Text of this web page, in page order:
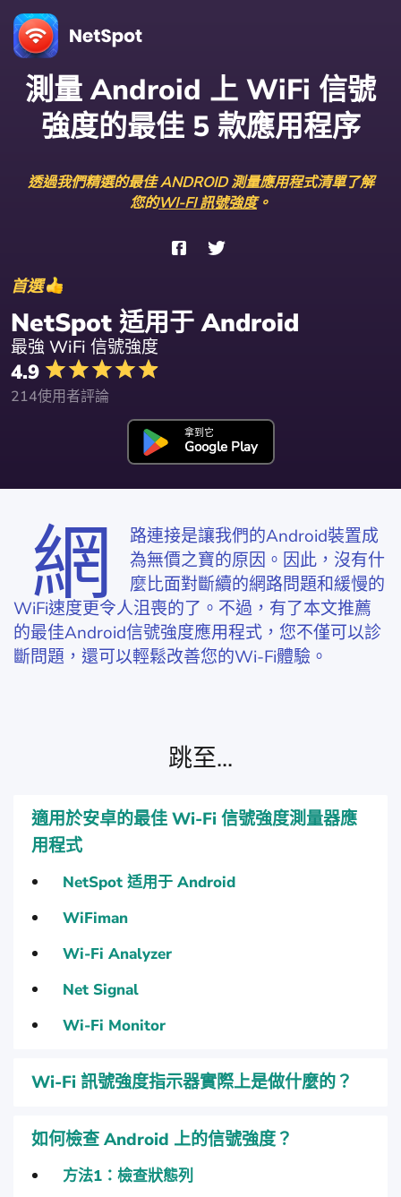
測量 Android 上 WiFi 信號
強度的最佳 5 款應用程序
透過我們精選的最佳 ANDROID 測量應用程式清單了解
您的WI-FI 訊號強度。
首選
NetSpot 适用于 Android
最強 WiFi 信號強度
4.9
214使用者評論
拿到它
Google Play
網
路連接是讓我們的Android裝置成
為無價之寶的原因。因此，沒有什
麼比面對斷續的網路問題和緩慢的
WiFi速度更令人沮喪的了。不過，有了本文推薦
的最佳Android信號強度應用程式，您不僅可以診
斷問題，還可以輕鬆改善您的Wi-Fi體驗。
跳至...
適用於安卓的最佳 Wi-Fi 信號強度測量器應
用程式
NetSpot 适用于 Android
WiFiman
Wi-Fi Analyzer
Net Signal
Wi-Fi Monitor
Wi-Fi 訊號強度指示器實際上是做什麼的？
如何檢查 Android 上的信號強度？
方法1：檢查狀態列